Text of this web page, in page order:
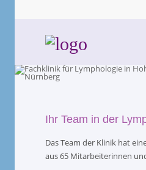
Ihr Team in der
Das Team der Klinik hat
aus 65 Mitarbeiterinnen